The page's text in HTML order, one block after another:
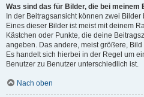
Was sind das für Bilder, die bei
In der Beitragsansicht können zwei
Eines dieser Bilder ist meist mit deinem
Kästchen oder Punkte, die deine
angeben. Das andere, meist größere,
Es handelt sich hierbei in der Regel um
Benutzer zu Benutzer unterschiedlich ist.
Nach oben